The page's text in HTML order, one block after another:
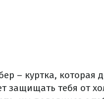
– куртка,
защищать тебя от